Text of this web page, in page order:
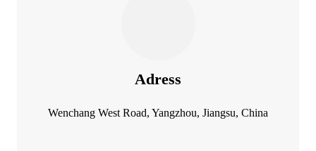
Adress
Wenchang West Road, Yangzhou, Jiangsu, China